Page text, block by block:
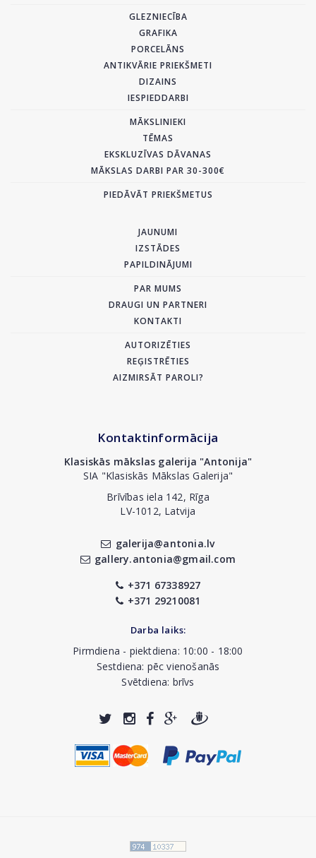
GLEZNIECĪBA
GRAFIKA
PORCELĀNS
ANTIKVĀRIE PRIEKŠMETI
DIZAINS
IESPIEDDARBI
MĀKSLINIEKI
TĒMAS
EKSKLUZĪVAS DĀVANAS
MĀKSLAS DARBI PAR 30-300€
PIEDĀVĀT PRIEKŠMETUS
JAUNUMI
IZSTĀDES
PAPILDINĀJUMI
PAR MUMS
DRAUGI UN PARTNERI
KONTAKTI
AUTORIZĒTIES
REĢISTRĒTIES
AIZMIRSĀT PAROLI?
Kontaktinformācija
Klasiskās mākslas galerija "Antonija"
SIA "Klasiskās Mākslas Galerija"
Brīvības iela 142, Rīga
LV-1012, Latvija
galerija@antonia.lv
gallery.antonia@gmail.com
+371 67338927
+371 29210081
Darba laiks:
Pirmdiena - piektdiena: 10:00 - 18:00
Sestdiena: pēc vienošanās
Svētdiena: brīvs